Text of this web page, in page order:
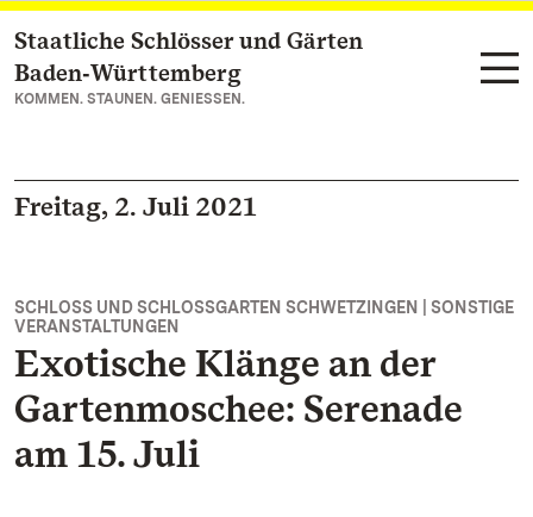
Zum Hauptinhalt springen
Staatliche Schlösser und Gärten
Baden‑Württemberg
KOMMEN. STAUNEN. GENIESSEN.
Freitag, 2. Juli 2021
SCHLOSS UND SCHLOSSGARTEN SCHWETZINGEN | SONSTIGE
VERANSTALTUNGEN
Exotische Klänge an der
Gartenmoschee: Serenade
am 15. Juli